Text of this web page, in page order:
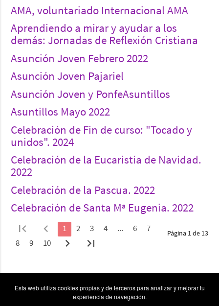
AMA, voluntariado Internacional AMA
Aprendiendo a mirar y ayudar a los
demás: Jornadas de Reflexión Cristiana
Asunción Joven Febrero 2022
Asunción Joven Pajariel
Asunción Joven y PonfeAsuntillos
Asuntillos Mayo 2022
Celebración de Fin de curso: "Tocado y
unidos". 2024
Celebración de la Eucaristía de Navidad.
2022
Celebración de la Pascua. 2022
Celebración de Santa Mª Eugenia. 2022
Página 1 de 13
first_page chevron_left 1 2 3 4 ... 6
7
8
9 10 chevron_right last_page
Esta web utiliza cookies propias y de terceros para analizar y mejorar tu
experiencia de navegación.